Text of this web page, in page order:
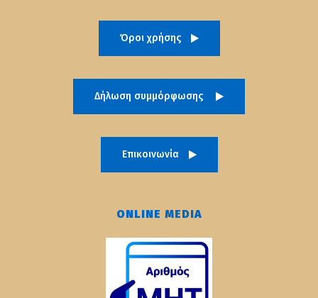
Όροι χρήσης
Δήλωση συμμόρφωσης
Επικοινωνία
ONLINE MEDIA